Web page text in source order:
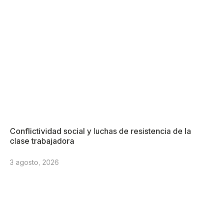
Conflictividad social y luchas de resistencia de la
clase trabajadora
3 agosto, 2026